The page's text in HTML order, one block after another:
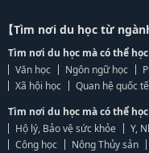
【Tìm nơi du học từ
Tìm nơi du học mà có thể
Văn học
Ngôn ngữ học
Xã hội học
Quan hệ quốc tế
Tìm nơi du học mà có thể
Hộ lý, Bảo vệ sức khỏe
Y,
Công học
Nông Thủy sản